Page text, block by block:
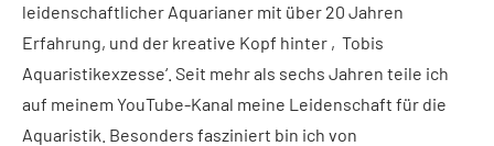
leidenschaftlicher Aquarianer mit über 20 Jahren
Erfahrung, und der kreative Kopf hinter ‚Tobis
Aquaristikexzesse‘. Seit mehr als sechs Jahren teile ich
auf meinem YouTube-Kanal meine Leidenschaft für die
Aquaristik. Besonders fasziniert bin ich von